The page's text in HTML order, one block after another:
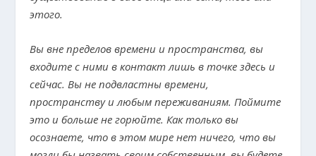
этого.
Вы вне пределов времени и пространства, вы
входите с ними в контакт лишь в точке здесь и
сейчас. Вы не подвластны времени,
пространству и любым переживаниям. Поймите
это и больше не горюйте. Как только вы
осознаете, что в этом мире нет ничего, что вы